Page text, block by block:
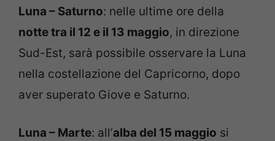
Luna – Saturno: nelle ultime ore della
notte tra il 12 e il 13 maggio, in direzione
Sud-Est, sarà possibile osservare la Luna
nella costellazione del Capricorno, dopo
aver superato Giove e Saturno.
Luna – Marte: all’alba del 15 maggio si